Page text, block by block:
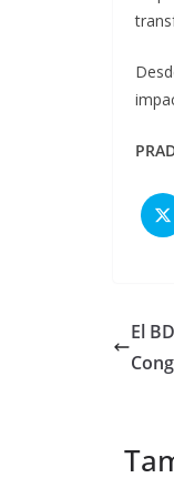
El